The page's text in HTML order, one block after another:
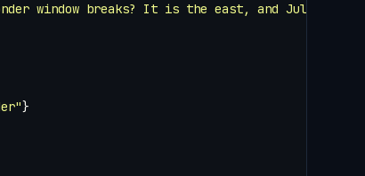
window breaks? It is the east, and Juliet is
}